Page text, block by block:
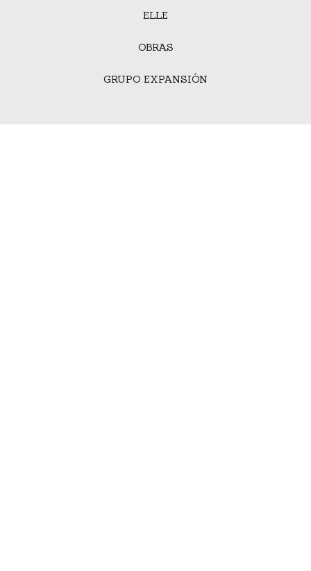
ELLE
OBRAS
GRUPO EXPANSIÓN